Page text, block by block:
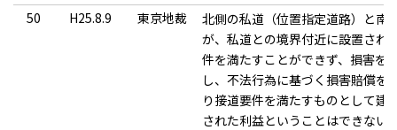
50
H25.8.9 東京地裁
北側の私道（位置指定道路）と南
が、私道との境界付近に設置され
件を満たすことができず、損害を
し、不法行為に基づく損害賠償を
り接道要件を満たすものとして建
された利益ということはできない